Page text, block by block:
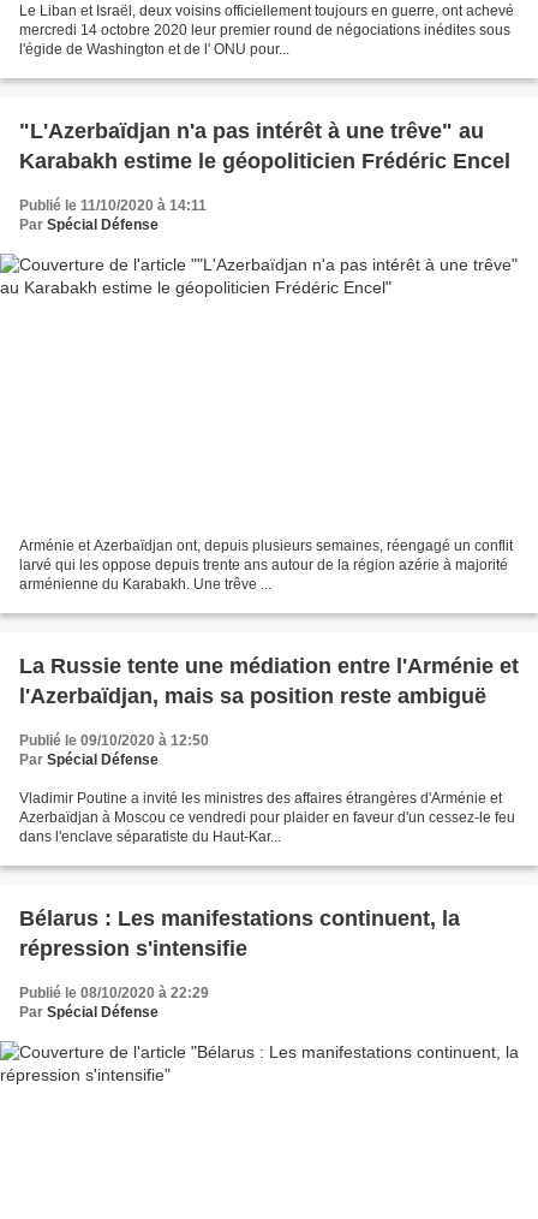
Le Liban et Israël, deux voisins officiellement toujours en guerre, ont achevé
mercredi 14 octobre 2020 leur premier round de négociations inédites sous
l'égide de Washington et de l' ONU pour...
"L'Azerbaïdjan n'a pas intérêt à une trêve" au
Karabakh estime le géopoliticien Frédéric Encel
Publié le 11/10/2020 à 14:11
Par Spécial Défense
Arménie et Azerbaïdjan ont, depuis plusieurs semaines, réengagé un conflit
larvé qui les oppose depuis trente ans autour de la région azérie à majorité
arménienne du Karabakh. Une trêve ...
La Russie tente une médiation entre l'Arménie et
l'Azerbaïdjan, mais sa position reste ambiguë
Publié le 09/10/2020 à 12:50
Par Spécial Défense
Vladimir Poutine a invité les ministres des affaires étrangères d'Arménie et
Azerbaïdjan à Moscou ce vendredi pour plaider en faveur d'un cessez-le feu
dans l'enclave séparatiste du Haut-Kar...
Bélarus : Les manifestations continuent, la
répression s'intensifie
Publié le 08/10/2020 à 22:29
Par Spécial Défense